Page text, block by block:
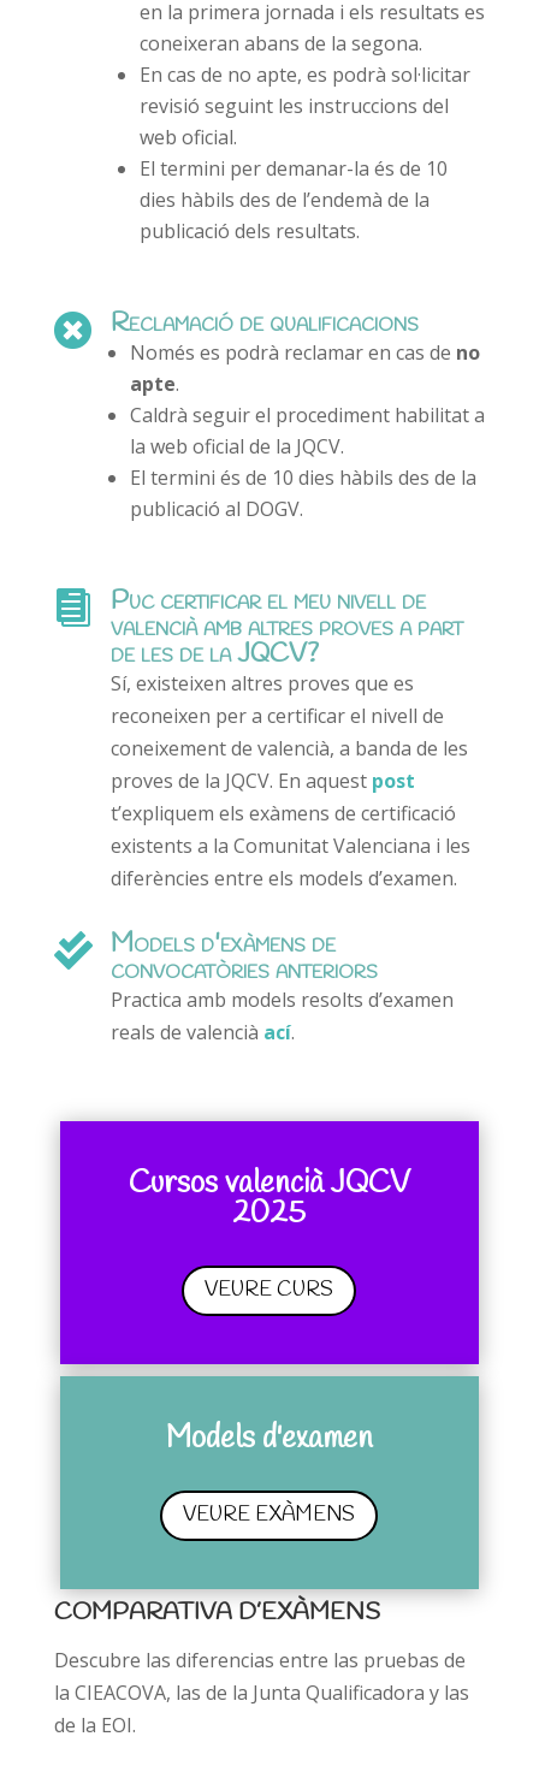
en la primera jornada i els resultats es
coneixeran abans de la segona.
En cas de no apte, es podrà sol·licitar
revisió seguint les instruccions del
web oficial.
El termini per demanar-la és de 10
dies hàbils des de l’endemà de la
publicació dels resultats.
 Reclamació de qualificacions
Només es podrà reclamar en cas de no
apte.
Caldrà seguir el procediment habilitat a
la web oficial de la JQCV.
El termini és de 10 dies hàbils des de la
publicació al DOGV.
 Puc certificar el meu nivell de
valencià amb altres proves a part
de les de la JQCV?
Sí, existeixen altres proves que es
reconeixen per a certificar el nivell de
coneixement de valencià, a banda de les
proves de la JQCV. En aquest post
t’expliquem els exàmens de certificació
existents a la Comunitat Valenciana i les
diferències entre els models d’examen.
 Models d'exàmens de
convocatòries anteriors
Practica amb models resolts d’examen
reals de valencià ací.
Cursos valencià JQCV
2025
VEURE CURS
Models d'examen
VEURE EXÀMENS
COMPARATIVA D’EXÀMENS
Descubre las diferencias entre las pruebas de
la CIEACOVA, las de la Junta Qualificadora y las
de la EOI.